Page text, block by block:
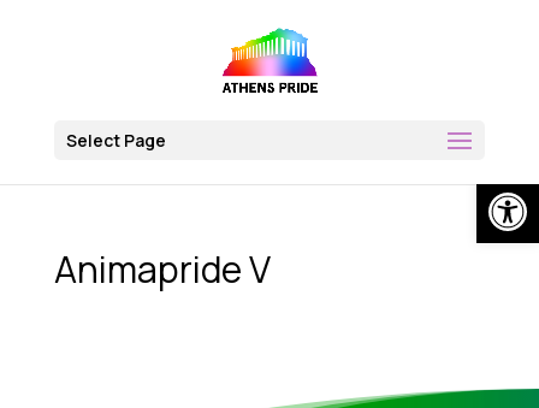
Select Page
Animapride V